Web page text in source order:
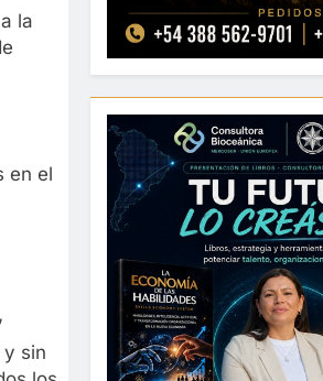
la
en el
sin